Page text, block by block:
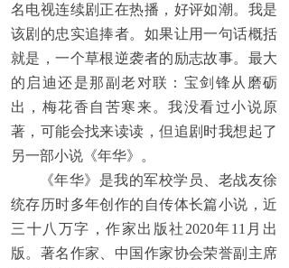
名电视连续剧正在热播，好评如潮。我是
该剧的忠实追捧者。如果让用一句话概括
就是，一个草根逆袭者的励志故事。最大
的启迪还是那副老对联：宝剑锋从磨砺
出，梅花香自苦寒来。我没看过小说原
著，可能会找来读读，但追剧时我想起了
另一部小说《年华》。
《年华》是我的军校学员、老战友徐
统存历时多年创作的自传体长篇小说，近
三十八万字，作家出版社2020年11月出
版。著名作家、中国作家协会荣誉副主席